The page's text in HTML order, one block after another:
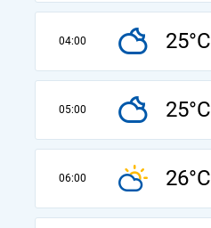
04:00 25°C
05:00 25°C
06:00 26°C